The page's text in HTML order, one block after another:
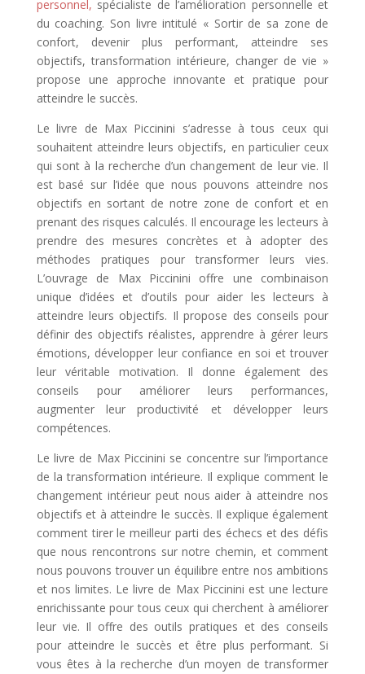
personnel, spécialiste de l’amélioration personnelle et
du coaching. Son livre intitulé « Sortir de sa zone de
confort, devenir plus performant, atteindre ses
objectifs, transformation intérieure, changer de vie »
propose une approche innovante et pratique pour
atteindre le succès.
Le livre de Max Piccinini s’adresse à tous ceux qui
souhaitent atteindre leurs objectifs, en particulier ceux
qui sont à la recherche d’un changement de leur vie. Il
est basé sur l’idée que nous pouvons atteindre nos
objectifs en sortant de notre zone de confort et en
prenant des risques calculés. Il encourage les lecteurs à
prendre des mesures concrètes et à adopter des
méthodes pratiques pour transformer leurs vies.
L’ouvrage de Max Piccinini offre une combinaison
unique d’idées et d’outils pour aider les lecteurs à
atteindre leurs objectifs. Il propose des conseils pour
définir des objectifs réalistes, apprendre à gérer leurs
émotions, développer leur confiance en soi et trouver
leur véritable motivation. Il donne également des
conseils pour améliorer leurs performances,
augmenter leur productivité et développer leurs
compétences.
Le livre de Max Piccinini se concentre sur l’importance
de la transformation intérieure. Il explique comment le
changement intérieur peut nous aider à atteindre nos
objectifs et à atteindre le succès. Il explique également
comment tirer le meilleur parti des échecs et des défis
que nous rencontrons sur notre chemin, et comment
nous pouvons trouver un équilibre entre nos ambitions
et nos limites. Le livre de Max Piccinini est une lecture
enrichissante pour tous ceux qui cherchent à améliorer
leur vie. Il offre des outils pratiques et des conseils
pour atteindre le succès et être plus performant. Si
vous êtes à la recherche d’un moyen de transformer